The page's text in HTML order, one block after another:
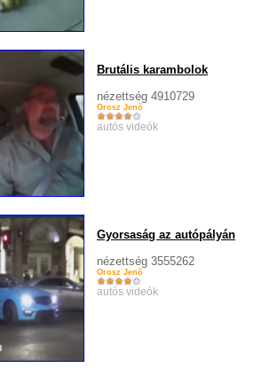
Brutális karambolok
nézettség 4910729
Orosz Jenõ
autós videók
Gyorsaság az autópályán
nézettség 3555262
Orosz Jenõ
autós videók